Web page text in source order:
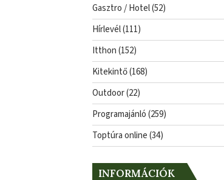
Gasztro / Hotel(52)
Hírlevél(111)
Itthon(152)
Kitekintő(168)
Outdoor(22)
Programajánló(259)
Toptúra online(34)
INFORMÁCIÓK